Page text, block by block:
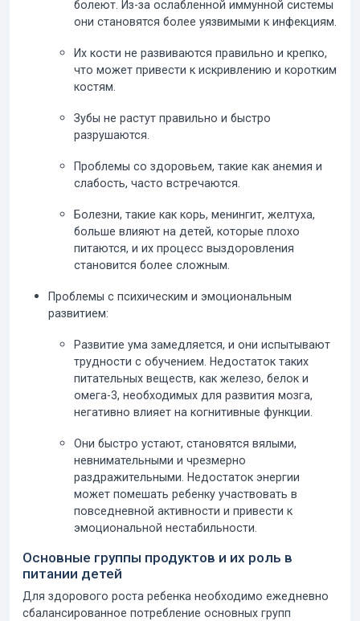
болеют. Из-за ослабленной иммунной системы
они становятся более уязвимыми к инфекциям.
Их кости не развиваются правильно и крепко,
что может привести к искривлению и коротким
костям.
Зубы не растут правильно и быстро
разрушаются.
Проблемы со здоровьем, такие как анемия и
слабость, часто встречаются.
Болезни, такие как корь, менингит, желтуха,
больше влияют на детей, которые плохо
питаются, и их процесс выздоровления
становится более сложным.
Проблемы с психическим и эмоциональным
развитием:
Развитие ума замедляется, и они испытывают
трудности с обучением. Недостаток таких
питательных веществ, как железо, белок и
омега-3, необходимых для развития мозга,
негативно влияет на когнитивные функции.
Они быстро устают, становятся вялыми,
невнимательными и чрезмерно
раздражительными. Недостаток энергии
может помешать ребенку участвовать в
повседневной активности и привести к
эмоциональной нестабильности.
Основные группы продуктов и их роль в
питании детей
Для здорового роста ребенка необходимо ежедневно
сбалансированное потребление основных групп